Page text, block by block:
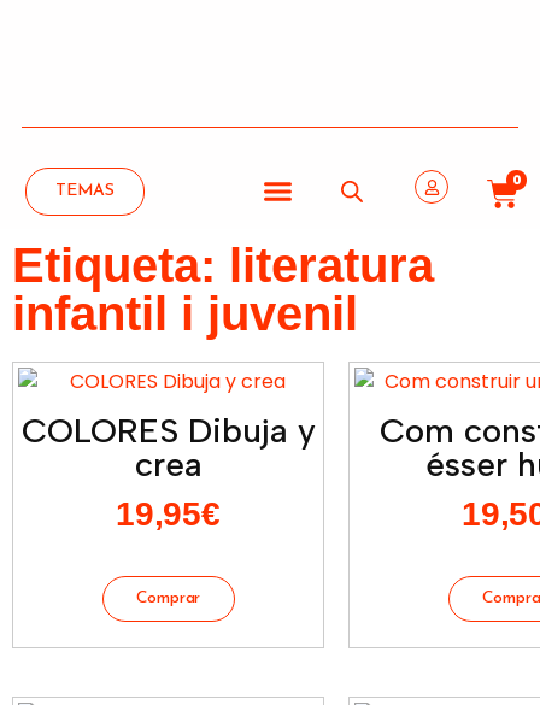
TEMAS
0
Etiqueta: literatura
infantil i juvenil
COLORES Dibuja y
crea
19,95€
Com
ésser